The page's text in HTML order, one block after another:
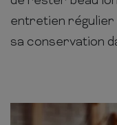
entretien
sa conservation